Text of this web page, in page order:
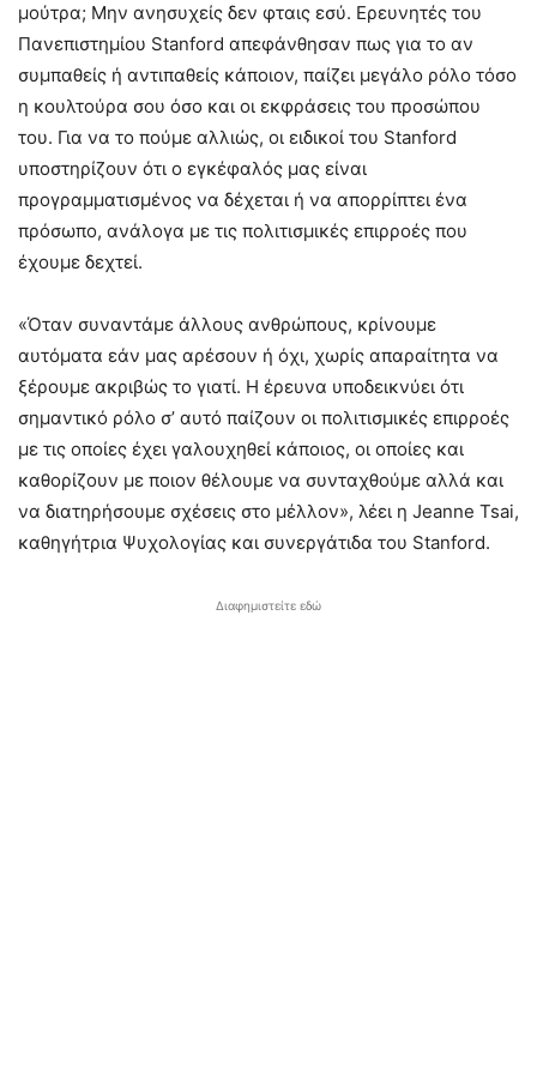
μούτρα; Μην ανησυχείς δεν φταις εσύ. Ερευνητές του
Πανεπιστημίου Stanford απεφάνθησαν πως για το αν
συμπαθείς ή αντιπαθείς κάποιον, παίζει μεγάλο ρόλο τόσο
η κουλτούρα σου όσο και οι εκφράσεις του προσώπου
του. Για να το πούμε αλλιώς, οι ειδικοί του Stanford
υποστηρίζουν ότι ο εγκέφαλός μας είναι
προγραμματισμένος να δέχεται ή να απορρίπτει ένα
πρόσωπο, ανάλογα με τις πολιτισμικές επιρροές που
έχουμε δεχτεί.
«Όταν συναντάμε άλλους ανθρώπους, κρίνουμε
αυτόματα εάν μας αρέσουν ή όχι, χωρίς απαραίτητα να
ξέρουμε ακριβώς το γιατί. Η έρευνα υποδεικνύει ότι
σημαντικό ρόλο σ’ αυτό παίζουν οι πολιτισμικές επιρροές
με τις οποίες έχει γαλουχηθεί κάποιος, οι οποίες και
καθορίζουν με ποιον θέλουμε να συνταχθούμε αλλά και
να διατηρήσουμε σχέσεις στο μέλλον», λέει η Jeanne Tsai,
καθηγήτρια Ψυχολογίας και συνεργάτιδα του Stanford.
Διαφημιστείτε εδώ